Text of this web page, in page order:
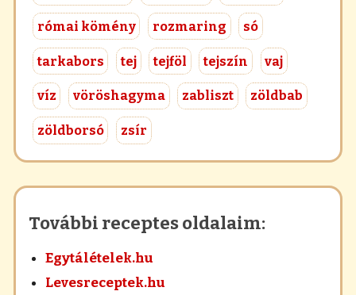
római kömény rozmaring só
tarkabors tej tejföl tejszín vaj
víz vöröshagyma zabliszt zöldbab
zöldborsó zsír
További receptes oldalaim:
Egytálételek.hu
Levesreceptek.hu